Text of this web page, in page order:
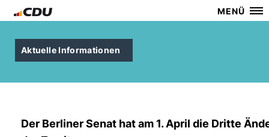
MENÜ
Aktuelle Informationen
Der Berliner Senat hat am 1. April die Dritte